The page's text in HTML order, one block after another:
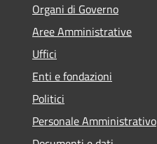
Organi di Governo
Aree Amministrative
Uffici
Enti e fondazioni
Politici
Personale Amministrativo